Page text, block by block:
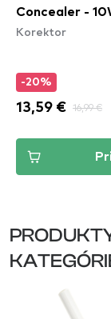
Concealer -
Korektor
-20%
13,59 € 16,99 €